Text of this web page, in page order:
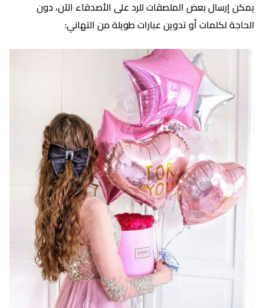
يمكن إرسال بعض الملصقات للرد على الأصدقاء الآن، دون
الحاجة لكلمات أو تدوين عبارات طويلة من التهاني: